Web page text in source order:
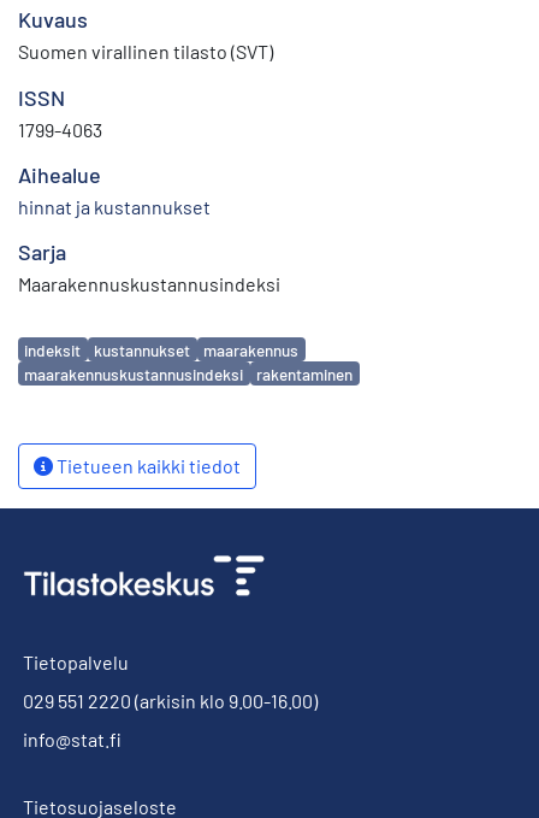
Kuvaus
Suomen virallinen tilasto (SVT)
ISSN
1799-4063
Aihealue
hinnat ja kustannukset
Sarja
Maarakennuskustannusindeksi
Avainsanat
indeksit kustannukset
maarakennus
maarakennuskustannusindeksi
rakentaminen
Tietueen kaikki tiedot
Tietopalvelu
029 551 2220 (arkisin klo 9.00-16.00)
info@stat.fi
Tietosuojaseloste